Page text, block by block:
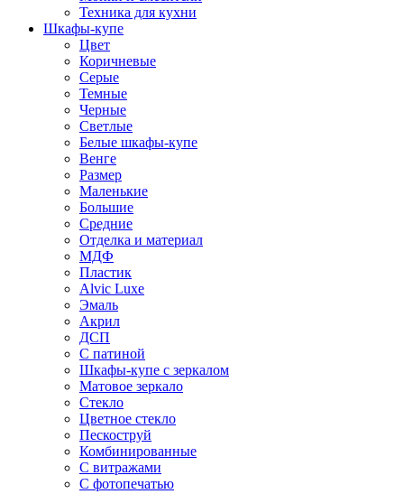
Техника для кухни
Шкафы-купе
Цвет
Коричневые
Серые
Темные
Черные
Светлые
Белые шкафы-купе
Венге
Размер
Маленькие
Большие
Средние
Отделка и материал
МДФ
Пластик
Alvic Luxe
Эмаль
Акрил
ДСП
С патиной
Шкафы-купе с зеркалом
Матовое зеркало
Стекло
Цветное стекло
Пескоструй
Комбинированные
С витражами
С фотопечатью